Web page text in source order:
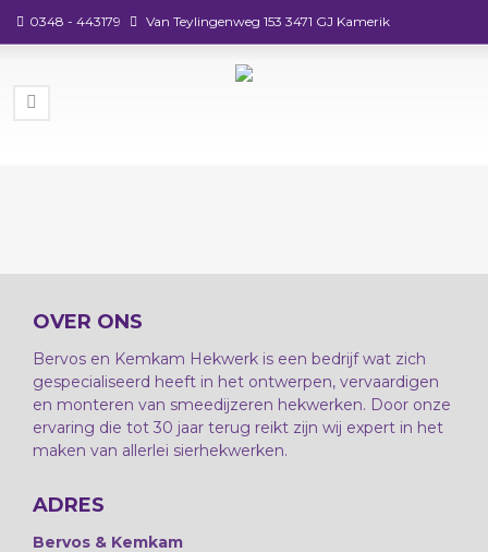
0348 - 443179 Van Teylingenweg 153 3471 GJ Kamerik
OVER ONS
Bervos en Kemkam Hekwerk is een bedrijf wat zich
gespecialiseerd heeft in het ontwerpen, vervaardigen
en monteren van smeedijzeren hekwerken. Door onze
ervaring die tot 30 jaar terug reikt zijn wij expert in het
maken van allerlei sierhekwerken.
ADRES
Bervos & Kemkam